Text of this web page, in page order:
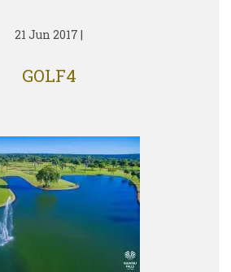
21 Jun 2017 |
GOLF4